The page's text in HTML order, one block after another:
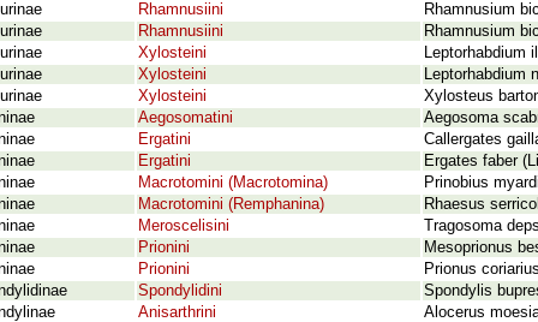
Rhamnusiini
Rhamnusium
Rhamnusiini
Rhamnusium
Xylosteini
Leptorhabdium
Xylosteini
Leptorhabdium
Xylosteini
Xylosteus
Aegosomatini
Aegosoma
Ergatini
Callergates
Ergatini
Ergates faber
Macrotomini (Macrotomina)
Prinobius
Macrotomini (Remphanina)
Rhaesus
Meroscelisini
Tragosoma
Prionini
Mesoprionus
Prionini
Prionus
Spondylidini
Spondylis
Anisarthrini
Alocerus